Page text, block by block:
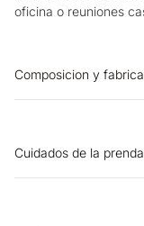
oficina o reuniones
Composicion y
Cuidados de la prenda